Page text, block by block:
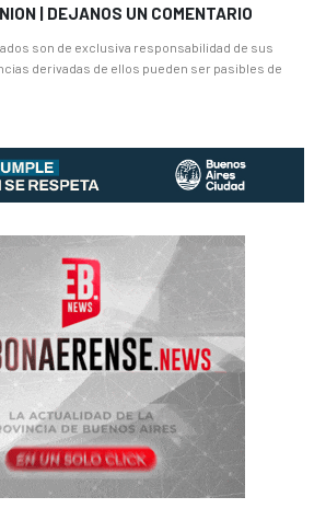
| DEJANOS UN COMENTARIO
son de exclusiva responsabilidad de sus
derivadas de ellos pueden ser pasibles de